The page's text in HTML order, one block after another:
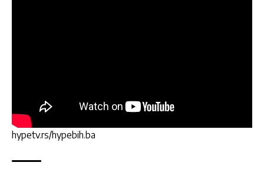
hypetv.rs/hypebih.ba